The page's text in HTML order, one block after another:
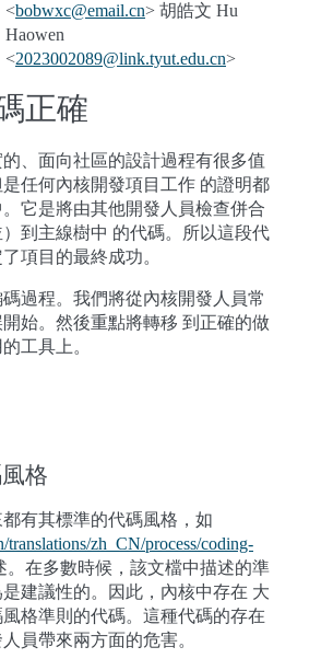
<bobwxc@email.cn> 胡皓文 Hu
Haowen
<2023002089@link.tyut.edu.cn>
正確
、面向社區的設計過程有很多值
任何內核開發項目工作 的證明都
它是將由其他開發人員檢查併合
到主線樹中 的代碼。所以這段代
項目的最終成功。
過程。我們將從內核開發人員常
始。然後重點將轉移 到正確的做
工具上。
格
有其標準的代碼風格，如
translations/zh_CN/process/coding-
。在多數時候，該文檔中描述的準
建議性的。因此，內核中存在 大
格準則的代碼。這種代碼的存在
員帶來兩方面的危害。